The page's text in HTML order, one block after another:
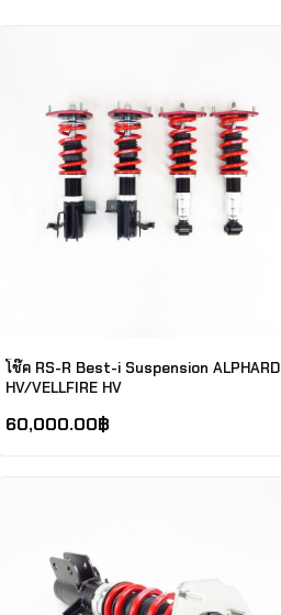
โช๊ค RS-R Best-i Suspension ALPHARD
HV/VELLFIRE HV
60,000.00฿